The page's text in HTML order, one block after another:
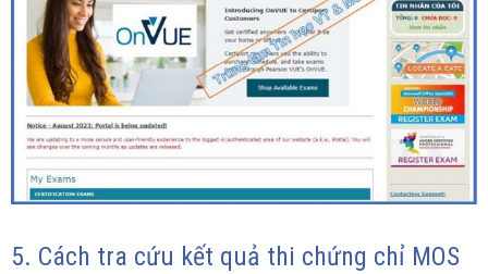
5. Cách tra cứu kết quả thi chứng chỉ MOS